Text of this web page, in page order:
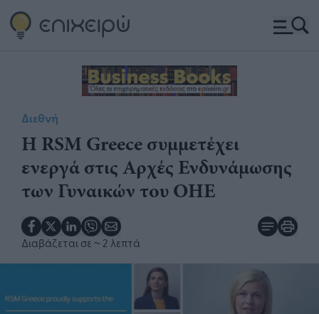
Διεθνή
Η RSM Greece συμμετέχει
ενεργά στις Αρχές Ενδυνάμωσης
των Γυναικών του ΟΗΕ
Διαβάζεται σε ~ 2 λεπτά